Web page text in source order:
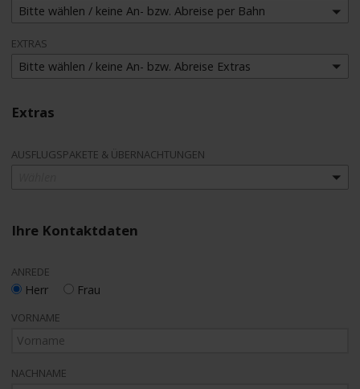
Bitte wählen / keine An- bzw. Abreise per Bahn
EXTRAS
Bitte wählen / keine An- bzw. Abreise Extras
Extras
AUSFLUGSPAKETE & ÜBERNACHTUNGEN
Ihre Kontaktdaten
ANREDE
Herr Frau
VORNAME
NACHNAME